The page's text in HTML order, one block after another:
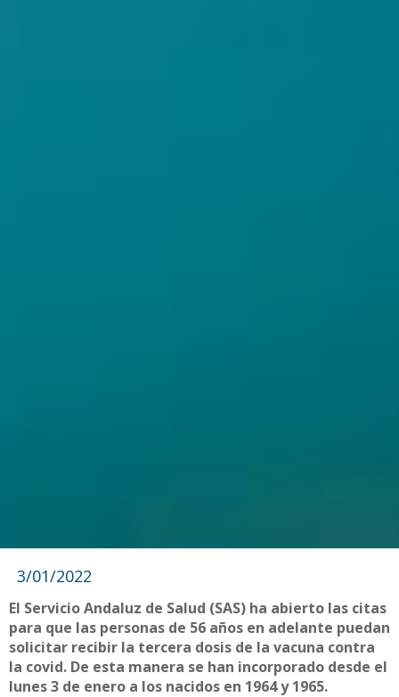
3/01/2022
El Servicio Andaluz de Salud (SAS) ha abierto las citas
para que las personas de 56 años en adelante puedan
solicitar recibir la tercera dosis de la vacuna contra
la covid. De esta manera se han incorporado desde el
lunes 3 de enero a los nacidos en 1964 y 1965.